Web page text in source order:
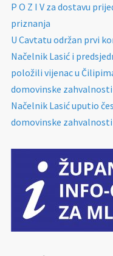
P O Z I V za dostavu
priznanja
U Cavtatu održan prvi
Načelnik Lasić i
položili vijenac u
domovinske
Načelnik Lasić uputio
domovinske